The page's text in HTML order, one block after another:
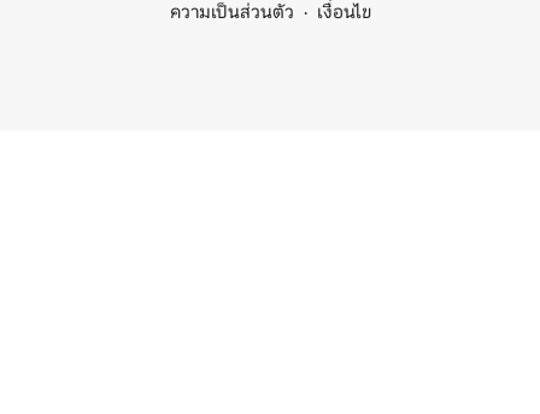
ความเป็นส่วนตัว
เงื่อนไข